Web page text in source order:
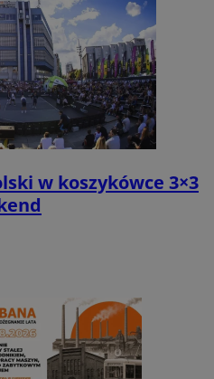
w koszykówce 3×3